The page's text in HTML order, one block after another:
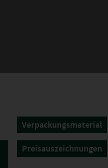
wurde.
Verpackungsmaterial
Preisauszeichnungen